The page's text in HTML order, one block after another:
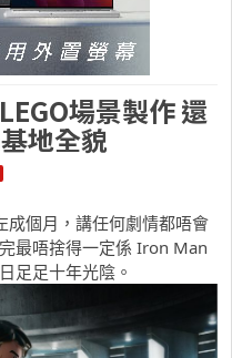
場景製作 還
地全貌
成個月，講任何劇情都唔會
最唔捨得一定係 Iron Man
足足十年光陰。